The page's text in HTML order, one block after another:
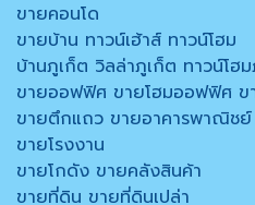
ขายคอนโด
ขายบ้าน ทาวน์เฮ้าส์ ทาวน์โฮม
บ้านภูเก็ต วิลล่าภูเก็ต ทาวน์โฮ
ขายออฟฟิศ ขายโฮมออฟฟิศ ข
ขายตึกแถว ขายอาคารพาณิชย์
ขายโรงงาน
ขายโกดัง ขายคลังสินค้า
ขายที่ดิน ขายที่ดินเปล่า